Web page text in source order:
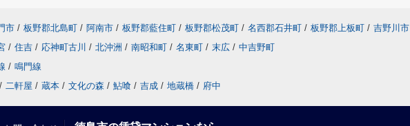
市 / 板野郡北島町 / 阿南市 / 板野郡藍住町 / 板野郡松茂町 / 名西郡石井町 / 板野郡上板町 / 吉野川市
/ 住吉 / 応神町古川 / 北沖洲 / 南昭和町 / 名東町 / 末広 / 中吉野町
/ 鳴門線
/ 二軒屋 / 蔵本 / 文化の森 / 鮎喰 / 吉成 / 地蔵橋 / 府中